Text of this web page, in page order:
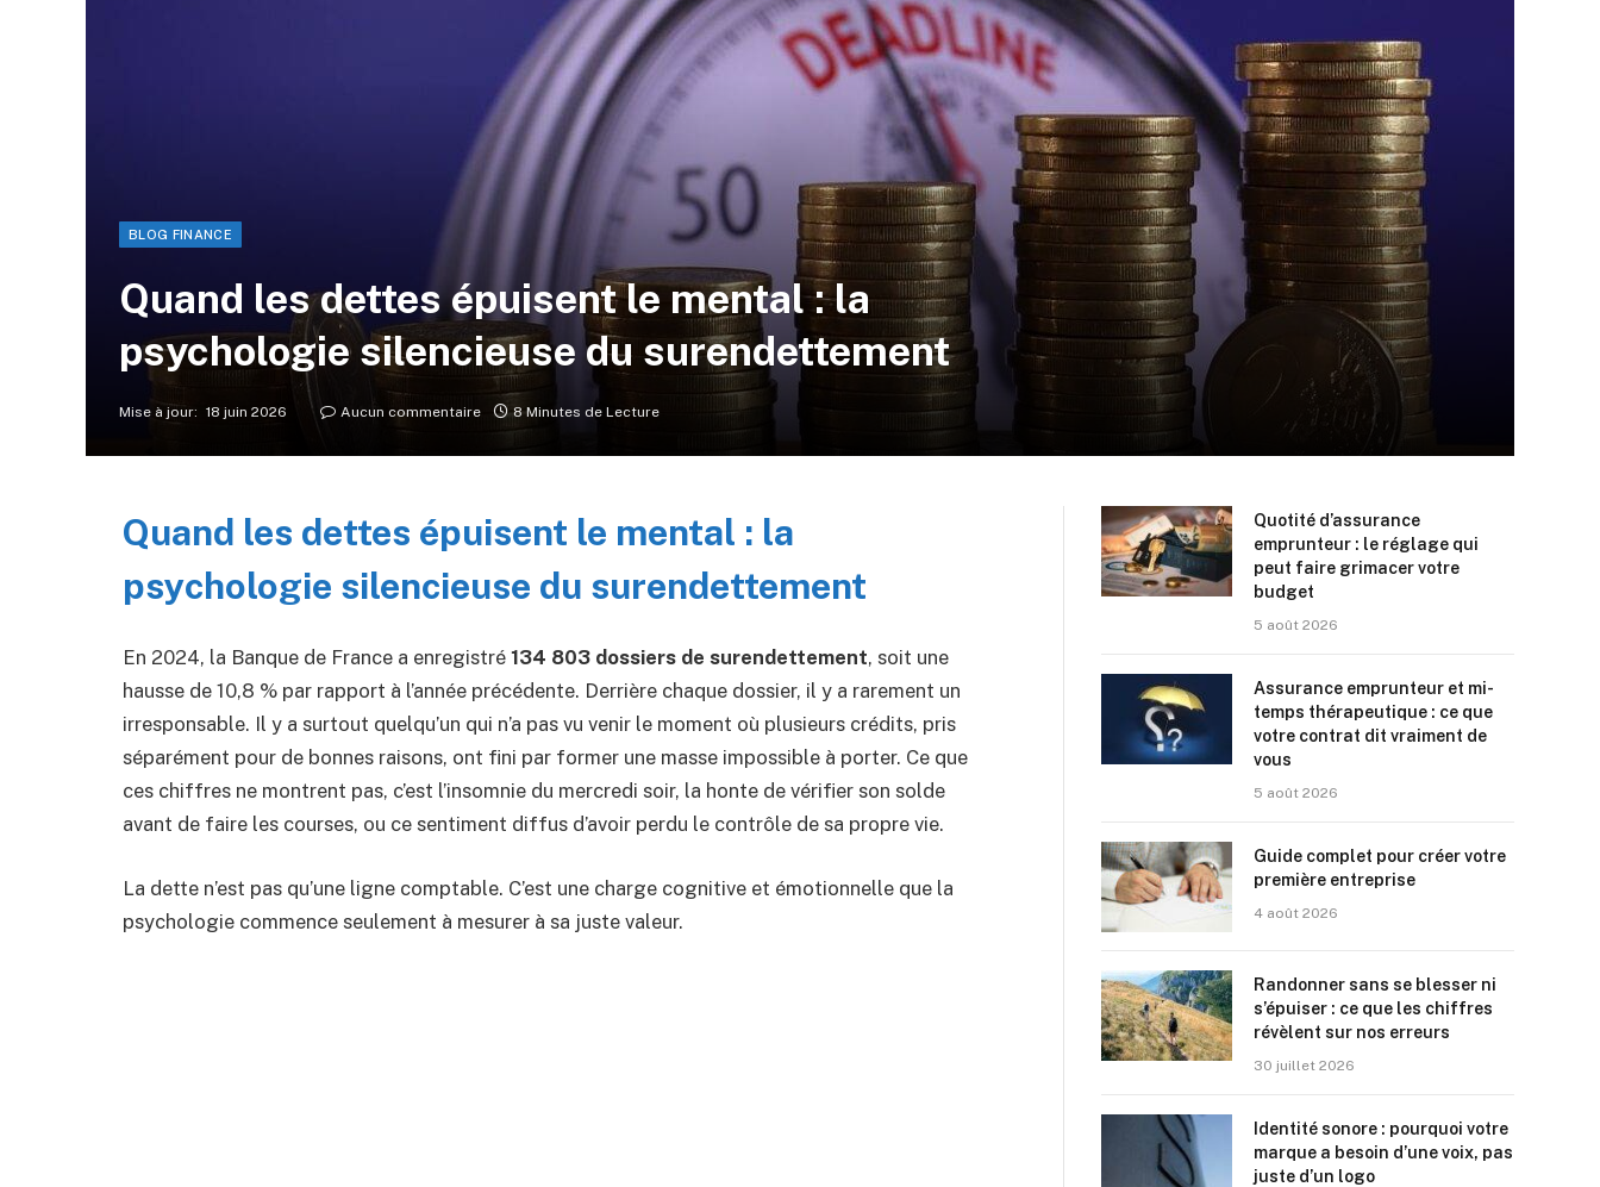
BLOG FINANCE
Quand les dettes épuisent le mental : la
psychologie silencieuse du surendettement
Mise à jour: 18 juin 2026 Aucun commentaire 8 Minutes de Lecture
Quand les dettes épuisent le mental : la
psychologie silencieuse du surendettement
En 2024, la Banque de France a enregistré 134 803 dossiers de surendettement, soit une
hausse de 10,8 % par rapport à l’année précédente. Derrière chaque dossier, il y a rarement un
irresponsable. Il y a surtout quelqu’un qui n’a pas vu venir le moment où plusieurs crédits, pris
séparément pour de bonnes raisons, ont fini par former une masse impossible à porter. Ce que
ces chiffres ne montrent pas, c’est l’insomnie du mercredi soir, la honte de vérifier son solde
avant de faire les courses, ou ce sentiment diffus d’avoir perdu le contrôle de sa propre vie.
La dette n’est pas qu’une ligne comptable. C’est une charge cognitive et émotionnelle que la
psychologie commence seulement à mesurer à sa juste valeur.
Quotité d’assurance
emprunteur : le réglage qui
peut faire grimacer votre
budget
5 août 2026
Assurance emprunteur et mi-
temps thérapeutique : ce que
votre contrat dit vraiment de
vous
5 août 2026
Guide complet pour créer votre
première entreprise
4 août 2026
Randonner sans se blesser ni
s’épuiser : ce que les chiffres
révèlent sur nos erreurs
30 juillet 2026
Identité sonore : pourquoi votre
marque a besoin d’une voix, pas
juste d’un logo